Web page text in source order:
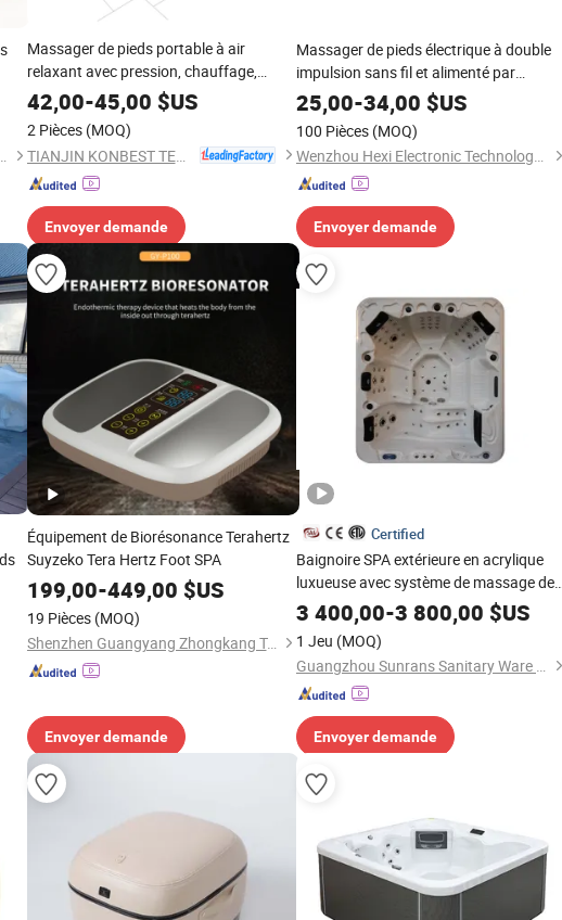
Equipment Co., Ltd.
Massager de pieds portable à air
relaxant avec pression, chauffage,
coussin de pétrissage, bain de pieds SPA
42,00-45,00 $US
2 Pièces (MOQ)
TIANJIN KONBEST TECHNOLOGY CO., LTD.
Envoyer demande
Massager de pieds électrique à double
impulsion sans fil et alimenté par
batterie avec télécommande, massager
de pieds Shiatsu pour soulagement de la
douleur et circulation sanguine
25,00-34,00 $US
100 Pièces (MOQ)
Wenzhou Hexi Electronic Technology Co., Ltd.
Envoyer demande
Équipement de Biorésonance Terahertz
Suyzeko Tera Hertz Foot SPA
199,00-449,00 $US
19 Pièces (MOQ)
Shenzhen Guangyang Zhongkang Technology Co., Ltd.
Envoyer demande
Certified
Baignoire SPA extérieure en acrylique
luxueuse avec système de massage des
pieds
3 400,00-3 800,00 $US
1 Jeu (MOQ)
Guangzhou Sunrans Sanitary Ware Co., Ltd.
Envoyer demande